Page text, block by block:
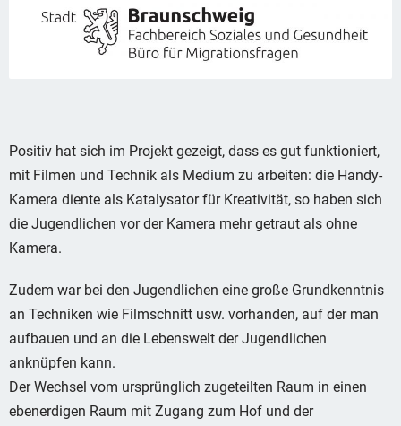
Positiv hat sich im Projekt gezeigt, dass es gut funktioniert,
mit Filmen und Technik als Medium zu arbeiten: die Handy-
Kamera diente als Katalysator für Kreativität, so haben sich
die Jugendlichen vor der Kamera mehr getraut als ohne
Kamera.
Zudem war bei den Jugendlichen eine große Grundkenntnis
an Techniken wie Filmschnitt usw. vorhanden, auf der man
aufbauen und an die Lebenswelt der Jugendlichen
anknüpfen kann.
Der Wechsel vom ursprünglich zugeteilten Raum in einen
ebenerdigen Raum mit Zugang zum Hof und der